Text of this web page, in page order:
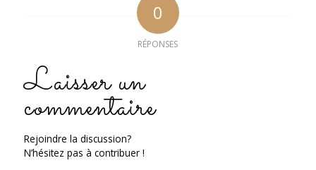
0
RÉPONSES
Laisser un
commentaire
Rejoindre la discussion?
N’hésitez pas à contribuer !